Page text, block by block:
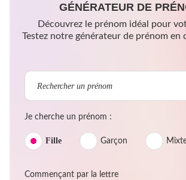
GÉNÉRATEUR DE
Découvrez le prénom idéal pour
Testez notre générateur de prénom en
Je cherche un prénom :
Fille Garçon
Commençant par la lettre